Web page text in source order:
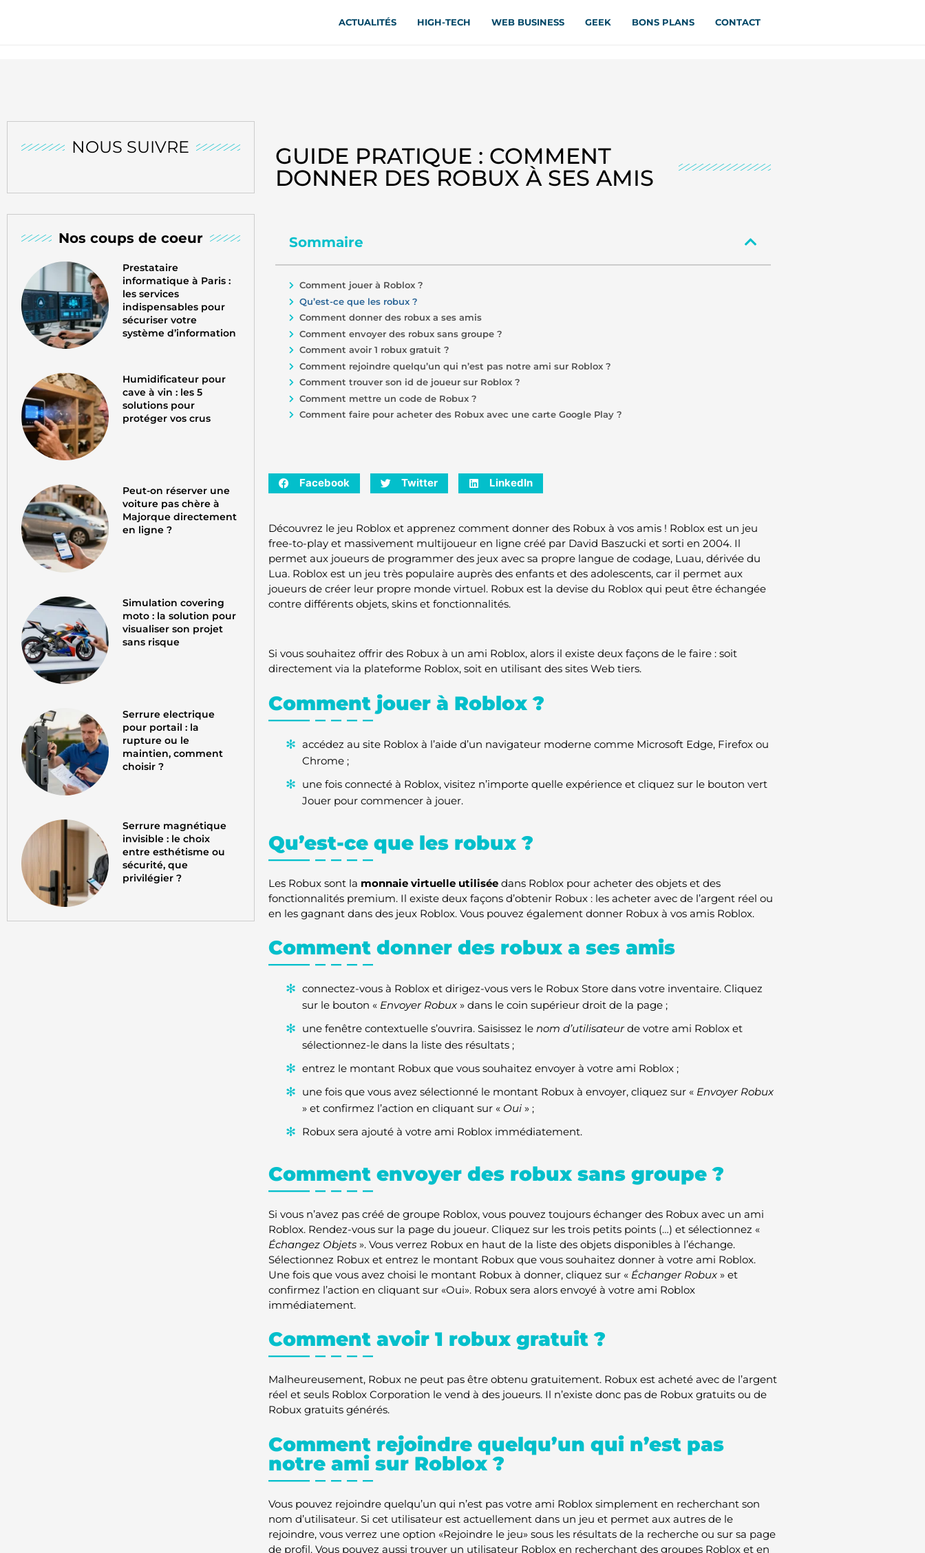
ACTUALITÉS HIGH-TECH WEB BUSINESS GEEK BONS PLANS CONTACT
NOUS SUIVRE
Nos coups de coeur
Prestataire
informatique à Paris :
les services
indispensables pour
sécuriser votre
système d’information
Humidificateur pour
cave à vin : les 5
solutions pour
protéger vos crus
Peut-on réserver une
voiture pas chère à
Majorque directement
en ligne ?
Simulation covering
moto : la solution pour
visualiser son projet
sans risque
Serrure electrique
pour portail : la
rupture ou le
maintien, comment
choisir ?
Serrure magnétique
invisible : le choix
entre esthétisme ou
sécurité, que
privilégier ?
GUIDE PRATIQUE : COMMENT
DONNER DES ROBUX À SES AMIS
Sommaire
Comment jouer à Roblox ?
Qu’est-ce que les robux ?
Comment donner des robux a ses amis
Comment envoyer des robux sans groupe ?
Comment avoir 1 robux gratuit ?
Comment rejoindre quelqu’un qui n’est pas notre ami sur Roblox ?
Comment trouver son id de joueur sur Roblox ?
Comment mettre un code de Robux ?
Comment faire pour acheter des Robux avec une carte Google Play ?
Facebook Twitter LinkedIn
Découvrez le jeu Roblox et apprenez comment donner des Robux à vos amis ! Roblox est un jeu
free-to-play et massivement multijoueur en ligne créé par David Baszucki et sorti en 2004. Il
permet aux joueurs de programmer des jeux avec sa propre langue de codage, Luau, dérivée du
Lua. Roblox est un jeu très populaire auprès des enfants et des adolescents, car il permet aux
joueurs de créer leur propre monde virtuel. Robux est la devise du Roblox qui peut être échangée
contre différents objets, skins et fonctionnalités.
Si vous souhaitez offrir des Robux à un ami Roblox, alors il existe deux façons de le faire : soit
directement via la plateforme Roblox, soit en utilisant des sites Web tiers.
Comment jouer à Roblox ?
accédez au site Roblox à l’aide d’un navigateur moderne comme Microsoft Edge, Firefox ou
Chrome ;
une fois connecté à Roblox, visitez n’importe quelle expérience et cliquez sur le bouton vert
Jouer pour commencer à jouer.
Qu’est-ce que les robux ?
Les Robux sont la monnaie virtuelle utiliséedans Roblox pour acheter des objets et des
fonctionnalités premium. Il existe deux façons d’obtenir Robux : les acheter avec de l’argent réel ou
en les gagnant dans des jeux Roblox. Vous pouvez également donner Robux à vos amis Roblox.
Comment donner des robux a ses amis
connectez-vous à Roblox et dirigez-vous vers le Robux Store dans votre inventaire. Cliquez
sur le bouton « Envoyer Robux » dans le coin supérieur droit de la page ;
une fenêtre contextuelle s’ouvrira. Saisissez le nom d’utilisateurde votre ami Roblox et
sélectionnez-le dans la liste des résultats ;
entrez le montant Robux que vous souhaitez envoyer à votre ami Roblox ;
une fois que vous avez sélectionné le montant Robux à envoyer, cliquez sur « Envoyer Robux
» et confirmez l’action en cliquant sur « Oui» ;
Robux sera ajouté à votre ami Roblox immédiatement.
Comment envoyer des robux sans groupe ?
Si vous n’avez pas créé de groupe Roblox, vous pouvez toujours échanger des Robux avec un ami
Roblox. Rendez-vous sur la page du joueur. Cliquez sur les trois petits points (…) et sélectionnez «
Échangez Objets ». Vous verrez Robux en haut de la liste des objets disponibles à l’échange.
Sélectionnez Robux et entrez le montant Robux que vous souhaitez donner à votre ami Roblox.
Une fois que vous avez choisi le montant Robux à donner, cliquez sur « Échanger Robux » et
confirmez l’action en cliquant sur «Oui». Robux sera alors envoyé à votre ami Roblox
immédiatement.
Comment avoir 1 robux gratuit ?
Malheureusement, Robux ne peut pas être obtenu gratuitement. Robux est acheté avec de l’argent
réel et seuls Roblox Corporation le vend à des joueurs. Il n’existe donc pas de Robux gratuits ou de
Robux gratuits générés.
Comment rejoindre quelqu’un qui n’est pas
notre ami sur Roblox ?
Vous pouvez rejoindre quelqu’un qui n’est pas votre ami Roblox simplement en recherchant son
nom d’utilisateur. Si cet utilisateur est actuellement dans un jeu et permet aux autres de le
rejoindre, vous verrez une option «Rejoindre le jeu» sous les résultats de la recherche ou sur sa page
de profil. Vous pouvez aussi trouver un utilisateur Roblox en recherchant des groupes Roblox et en